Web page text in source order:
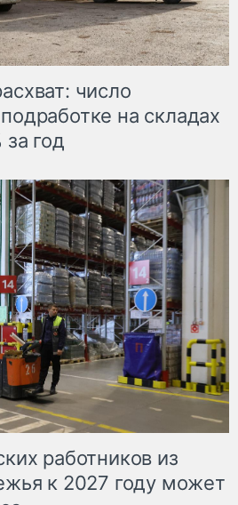
число
на складах
год
работников из
к 2027 году может